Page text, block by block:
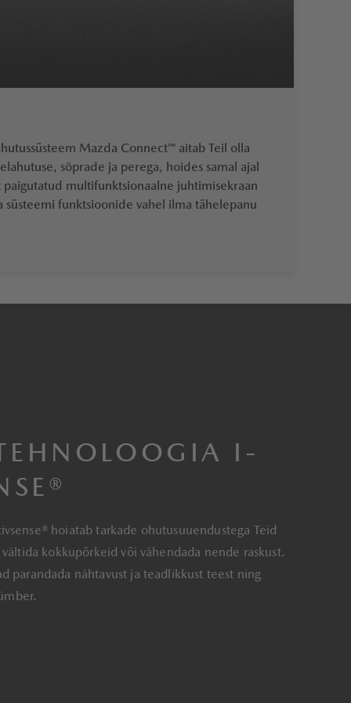
Mazda Connect™ aitab Teil olla
sõprade ja perega, hoides samal ajal
multifunktsionaalne juhtimisekraan
süsteemi funktsioonide vahel ilma tähelepanu
I-
hoiatab tarkade ohutusuuendustega Teid
kokkupõrkeid või vähendada nende raskust.
parandada nähtavust ja teadlikkust teest ning